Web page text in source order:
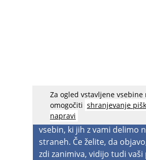
Za ogled vstavljene vsebine
omogočiti shranjevanje
napravi
acebook spreminja
boste v prihodnje lahko
vsebin, ki jih z vami delimo
straneh. Če želite, da
zdi zanimiva, vidijo tudi